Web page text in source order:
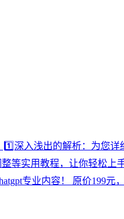
深入浅出的解析：为您
等实用教程，让你轻松上
专业内容！ 原价199元